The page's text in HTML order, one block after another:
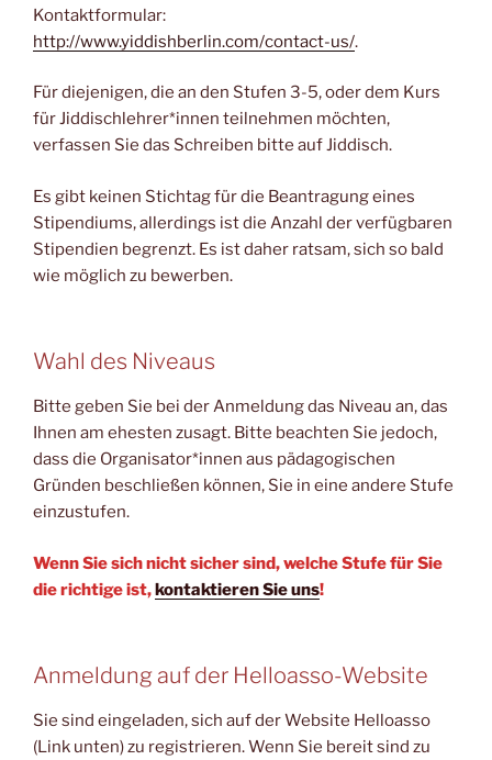
Kontaktformular:
http://www.yiddishberlin.com/contact-us/.
Für diejenigen, die an den Stufen 3-5, oder dem Kurs
für Jiddischlehrer*innen teilnehmen möchten,
verfassen Sie das Schreiben bitte auf Jiddisch.
Es gibt keinen Stichtag für die Beantragung eines
Stipendiums, allerdings ist die Anzahl der verfügbaren
Stipendien begrenzt. Es ist daher ratsam, sich so bald
wie möglich zu bewerben.
Wahl des Niveaus
Bitte geben Sie bei der Anmeldung das Niveau an, das
Ihnen am ehesten zusagt. Bitte beachten Sie jedoch,
dass die Organisator*innen aus pädagogischen
Gründen beschließen können, Sie in eine andere Stufe
einzustufen.
Wenn Sie sich nicht sicher sind, welche Stufe für Sie
die richtige ist,kontaktieren Sie uns!
Anmeldung auf der Helloasso-Website
Sie sind eingeladen, sich auf der Website Helloasso
(Link unten) zu registrieren. Wenn Sie bereit sind zu